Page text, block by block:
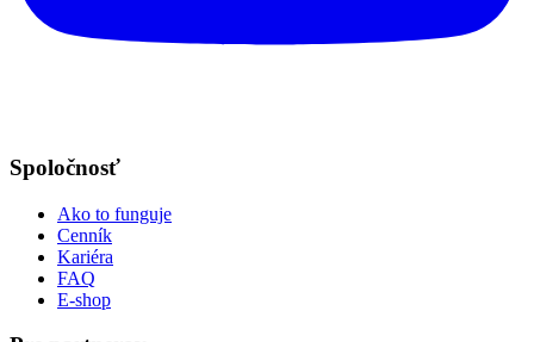
Spoločnosť
Ako to funguje
Cenník
Kariéra
FAQ
E-shop